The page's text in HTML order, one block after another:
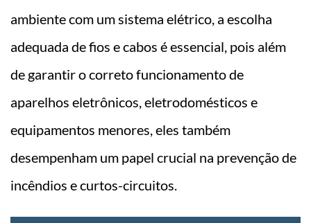
ambiente com um sistema elétrico, a escolha
adequada de fios e cabos é essencial, pois além
de garantir o correto funcionamento de
aparelhos eletrônicos, eletrodomésticos e
equipamentos menores, eles também
desempenham um papel crucial na prevenção de
incêndios e curtos-circuitos.